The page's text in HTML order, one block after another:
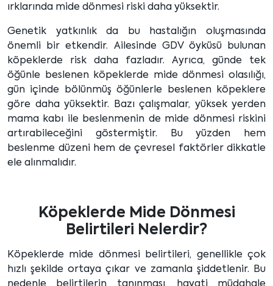
ırklarında mide dönmesi riski daha yüksektir.
Genetik yatkınlık da bu hastalığın oluşmasında
önemli bir etkendir. Ailesinde GDV öyküsü bulunan
köpeklerde risk daha fazladır. Ayrıca, günde tek
öğünle beslenen köpeklerde mide dönmesi olasılığı,
gün içinde bölünmüş öğünlerle beslenen köpeklere
göre daha yüksektir. Bazı çalışmalar, yüksek yerden
mama kabı ile beslenmenin de mide dönmesi riskini
artırabileceğini göstermiştir. Bu yüzden hem
beslenme düzeni hem de çevresel faktörler dikkatle
ele alınmalıdır.
Köpeklerde Mide Dönmesi
Belirtileri Nelerdir?
Köpeklerde mide dönmesi belirtileri, genellikle çok
hızlı şekilde ortaya çıkar ve zamanla şiddetlenir. Bu